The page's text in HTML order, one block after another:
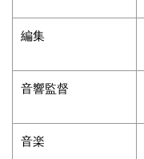
編集
音響監督
音楽